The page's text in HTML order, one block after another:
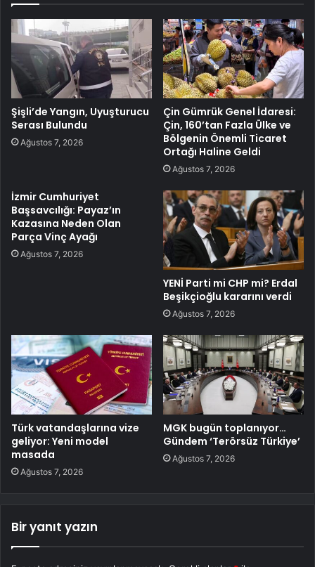
Şişli’de Yangın, Uyuşturucu
Serası Bulundu
Ağustos 7, 2026
Çin Gümrük Genel İdaresi:
Çin, 160’tan Fazla Ülke ve
Bölgenin Önemli Ticaret
Ortağı Haline Geldi
Ağustos 7, 2026
İzmir Cumhuriyet
Başsavcılığı: Payaz’ın
Kazasına Neden Olan
Parça Vinç Ayağı
Ağustos 7, 2026
YENİ Parti mi CHP mi? Erdal
Beşikçioğlu kararını verdi
Ağustos 7, 2026
Türk vatandaşlarına vize
geliyor: Yeni model
masada
Ağustos 7, 2026
MGK bugün toplanıyor…
Gündem ‘Terörsüz Türkiye’
Ağustos 7, 2026
Bir yanıt yazın